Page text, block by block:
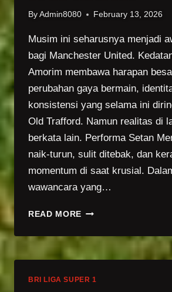
ByAdmin8080 February 13, 2026
Musim ini seharusnya menjadi
bagi Manchester United.
Amorim membawa harapan
perubahan gaya bermain,
konsistensi yang selama ini
Old Trafford. Namun realitas di
berkata lain. Performa Setan
naik-turun, sulit ditebak, dan
momentum di saat krusial.
wawancara yang…
READ MORE BUKA-
HARRY
KELEMAHAN
BRI LIGA SUPER 1